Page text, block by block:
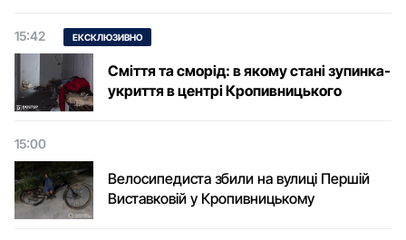
15:42 ЕКСКЛЮЗИВНО
Сміття та сморід: в якому стані зупинка-
укриття в центрі Кропивницького
15:00
Велосипедиста збили на вулиці Першій
Виставковій у Кропивницькому